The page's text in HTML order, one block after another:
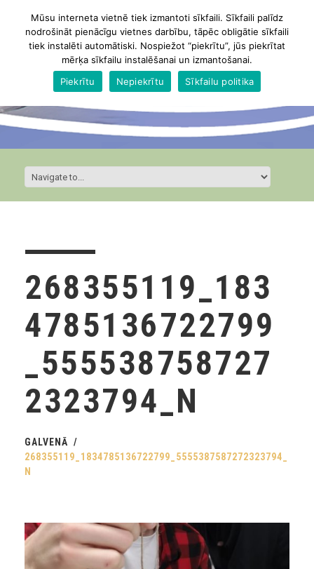
268355119_183
4785136722799
_555538758727
2323794_N
GALVENĀ
268355119_1834785136722799_5555387587272323794_
N
Mūsu interneta vietnē tiek izmantoti sīkfaili. Sīkfaili palīdz
nodrošināt pienācīgu vietnes darbību, tāpēc obligātie sīkfaili
tiek instalēti automātiski. Nospiežot “piekrītu”, jūs piekrītat
mērķa sīkfailu instalēšanai un izmantošanai.
Piekrītu
Nepiekrītu Sīkfailu politika